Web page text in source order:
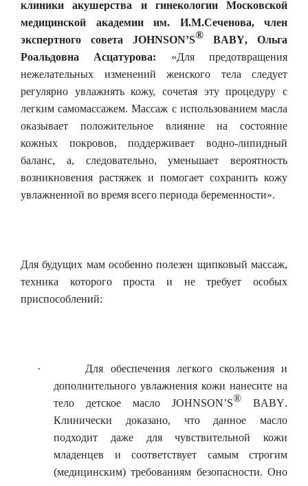
клиники акушерства и гинекологии Московской
медицинской академии им. И.М.Сеченова, член
экспертного совета JOHNSON’S® BABY, Ольга
Роальдовна Асцатурова: «Для предотвращения
нежелательных изменений женского тела следует
регулярно увлажнять кожу, сочетая эту процедуру с
легким самомассажем. Массаж с использованием масла
оказывает положительное влияние на состояние
кожных покровов,поддерживает водно-липидный
баланс, а, следовательно, уменьшает вероятность
возникновения растяжек и помогает сохранить кожу
увлажненной во время всего периода беременности».
Для будущих мам особенно полезен щипковый массаж,
техника которого проста и не требует особых
приспособлений:
·
Для обеспечения легкого скольжения и
дополнительного увлажнения кожи нанесите на
тело детское масло JOHNSON’S® BABY.
Клинически доказано, что данное масло
подходит даже для чувствительной кожи
младенцев и соответствует самым строгим
(медицинским) требованиям безопасности. Оно